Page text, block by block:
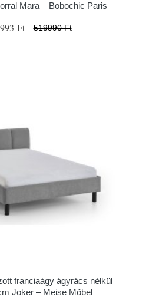
Mara – Bobochic Paris
Ft 519990 Ft
franciaágy ágyrács nélkül
Joker – Meise Möbel